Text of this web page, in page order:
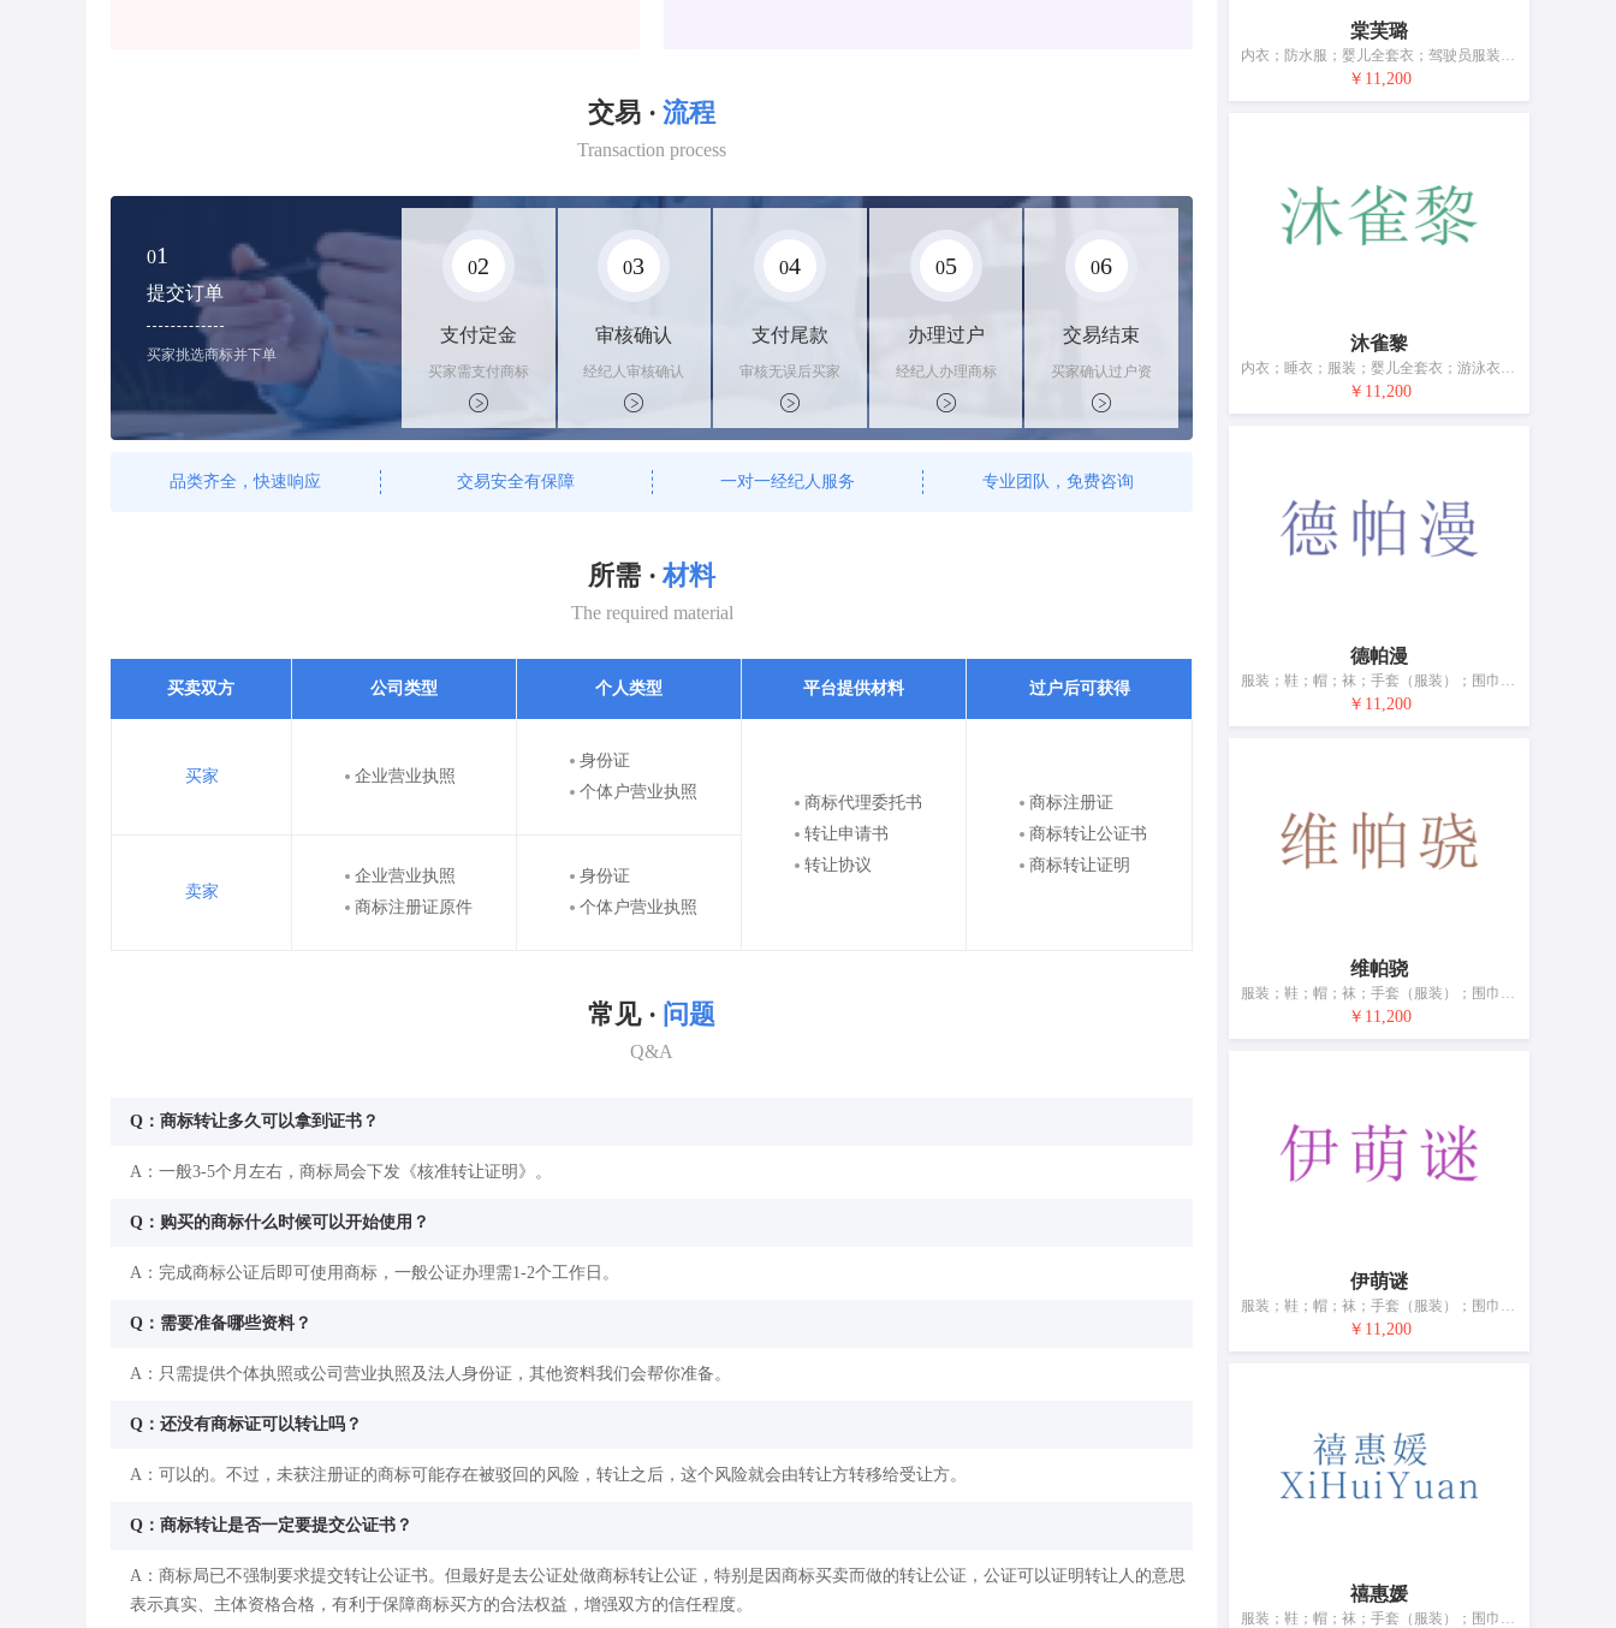
交易 · 流程
Transaction process
01
提交订单
买家挑选商标并下单
02
支付定金
买家需支付商标
标价的100%的
购买订金
03
审核确认
经纪人审核确认
商标状态
04
支付尾款
审核无误后买家
支付尾款，卖家
办理相关手续
05
办理过户
经纪人办理商标
转让手续，交付
相关证书
06
交易结束
买家确认过户资
料后，平台解冻
资金支付卖家
品类齐全，快速响应 交易安全有保障 一对一经纪人服务 专业团队，免费咨询
所需 · 材料
The required material
买卖双方 公司类型 个人类型 平台提供材料 过户后可获得
买家 企业营业执照
身份证
个体户营业执照
商标代理委托书
转让申请书
转让协议
商标注册证
商标转让公证书
商标转让证明
卖家
企业营业执照
商标注册证原件
身份证
个体户营业执照
常见 · 问题
Q&A
Q：商标转让多久可以拿到证书？
A：一般3-5个月左右，商标局会下发《核准转让证明》。
Q：购买的商标什么时候可以开始使用？
A：完成商标公证后即可使用商标，一般公证办理需1-2个工作日。
Q：需要准备哪些资料？
A：只需提供个体执照或公司营业执照及法人身份证，其他资料我们会帮你准备。
Q：还没有商标证可以转让吗？
A：可以的。不过，未获注册证的商标可能存在被驳回的风险，转让之后，这个风险就会由转让方转移给受让方。
Q：商标转让是否一定要提交公证书？
A：商标局已不强制要求提交转让公证书。但最好是去公证处做商标转让公证，特别是因商标买卖而做的转让公证，公证可以证明转让人的意思
表示真实、主体资格合格，有利于保障商标买方的合法权益，增强双方的信任程度。
棠芙璐
内衣；防水服；婴儿全套衣；驾驶员服装；鞋（脚上的穿着物）；帽；短袜；手套（服装）；围巾；皮带（服饰用）
￥11,200
沐雀黎
内衣；睡衣；服装；婴儿全套衣；游泳衣；鞋（脚上的穿着物）；袜；手套（服装）；围巾；皮带（服饰用）
￥11,200
德帕漫
服装；鞋；帽；袜；手套（服装）；围巾；腰带；婚纱；浴帽；睡眠用眼罩
￥11,200
维帕骁
服装；鞋；帽；袜；手套（服装）；围巾；腰带；婚纱；浴帽；睡眠用眼罩
￥11,200
伊萌谜
服装；鞋；帽；袜；手套（服装）；围巾；腰带；婚纱；浴帽；睡眠用眼罩
￥11,200
禧惠媛
服装；鞋；帽；袜；手套（服装）；围巾；腰带；婚纱；浴帽；睡眠用眼罩